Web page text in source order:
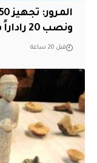
ونصب 20 راداراً في بغداد
قبل 20 ساعة